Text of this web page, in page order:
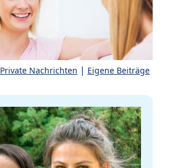
Private Nachrichten | Eigene Beiträge